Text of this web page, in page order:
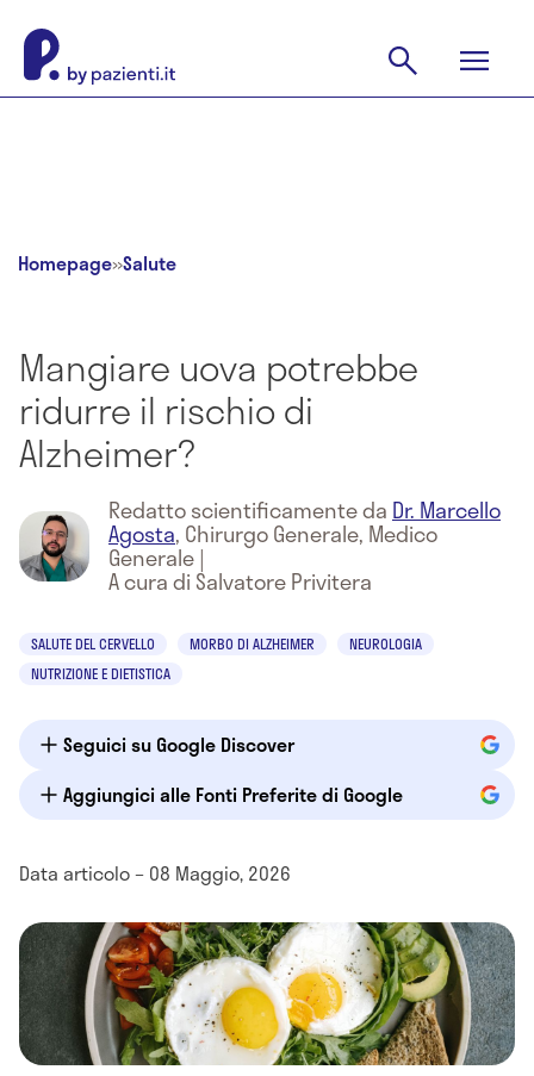
Homepage»Salute
Mangiare uova potrebbe
ridurre il rischio di
Alzheimer?
Redatto scientificamente da Dr. Marcello
Agosta, Chirurgo Generale, Medico
Generale|
A cura di Salvatore Privitera
SALUTE DEL CERVELLO MORBO DI ALZHEIMER
NEUROLOGIA
NUTRIZIONE E DIETISTICA
Seguici su Google Discover
Aggiungici alle Fonti Preferite di Google
Data articolo – 08 Maggio, 2026